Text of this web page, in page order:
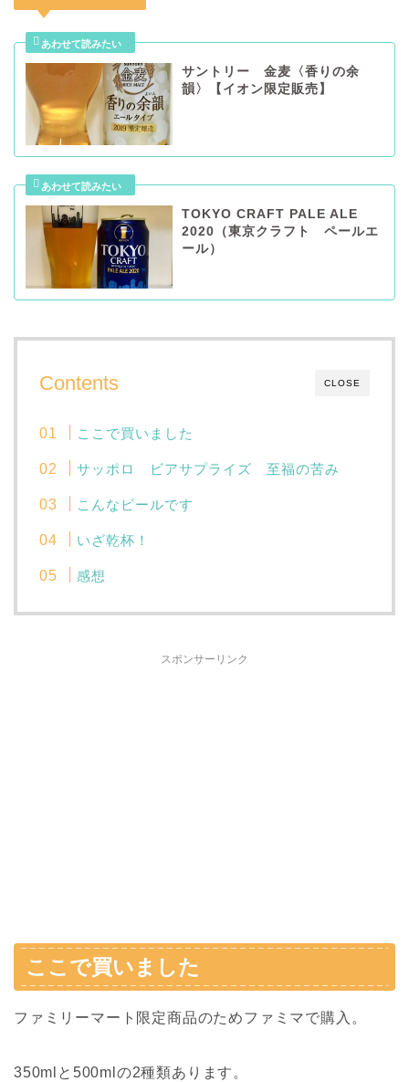
サントリー 金麦〈香りの余
韻〉【イオン限定販売】
TOKYO CRAFT PALE ALE
2020（東京クラフト ペールエ
ール）
CLOSE
Contents
ここで買いました
サッポロ ビアサプライズ 至福の苦み
こんなビールです
いざ乾杯！
感想
スポンサーリンク
ここで買いました
ファミリーマート限定商品のためファミマで購入。
350mlと500mlの2種類あります。